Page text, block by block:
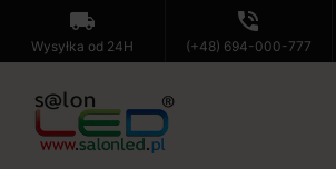
local_shipping
Wysyłka od 24H
phone_in_talk
(+48) 694-000-777